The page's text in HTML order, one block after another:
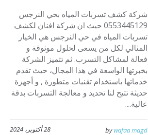
شركة كشف تسربات المياه بحي النرجس
0553445129 حيث ان شركة افنان لكشف
تسربات المياه في حي النرجس هي الخيار
المثالي لكل من يسعى لحلول موثوقة و
فعالة لمشاكل التسرب. ثم تتميز الشركة
بخبرتها الواسعة في هذا المجال، حيث تقدم
خدماتها باستخدام تقنيات متطورة , و أجهزة
حديثة تتيح لنا تحديد و معالجة التسربات بدقة
عالية....
28 أكتوبر، 2024 bywafaa magd